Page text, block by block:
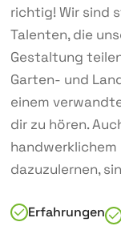
richtig! Wir sind
Talenten, die
Gestaltung
Garten- und
einem
dir zu hören.
dazuzulernen,
Erfahrungen